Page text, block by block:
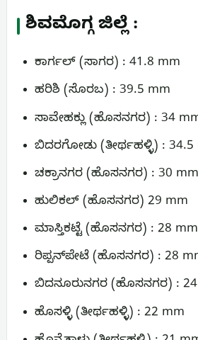
ಶಿವಮೊಗ್ಗ ಜಿಲ್ಲೆ :
ಕಾರ್ಗಲ್ (ಸಾಗರ) : 41.8 mm
ಹರಿಶಿ (ಸೊರಬ) : 39.5 mm
ಸಾವೇಹಕ್ಲು (ಹೊಸನಗರ) : 34
ಬಿದರಗೋಡು (ತೀರ್ಥಹಳ್ಳಿ) : 34.5
ಚಕ್ರಾನಗರ (ಹೊಸನಗರ) : 30 mm
ಹುಲಿಕಲ್ (ಹೊಸನಗರ) 29 mm
ಮಾಸ್ತಿಕಟ್ಟೆ (ಹೊಸನಗರ) : 28 mm
ರಿಪ್ಪನ್‌ಪೇಟೆ (ಹೊಸನಗರ) : 28
ಬಿದನೂರುನಗರ (ಹೊಸನಗರ) :
ಹೊಸಳ್ಳಿ (ತೀರ್ಥಹಳ್ಳಿ) : 22 mm